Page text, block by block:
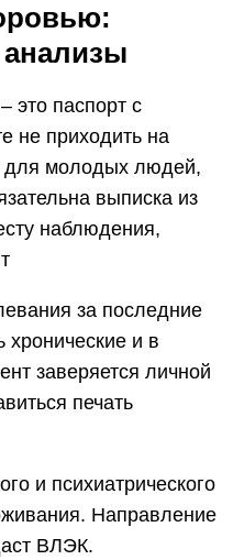
анализы
это паспорт с
не приходить на
для молодых людей,
выписка из
наблюдения,
за последние
хронические и в
заверяется личной
печать
и психиатрического
Направление
ВЛЭК.